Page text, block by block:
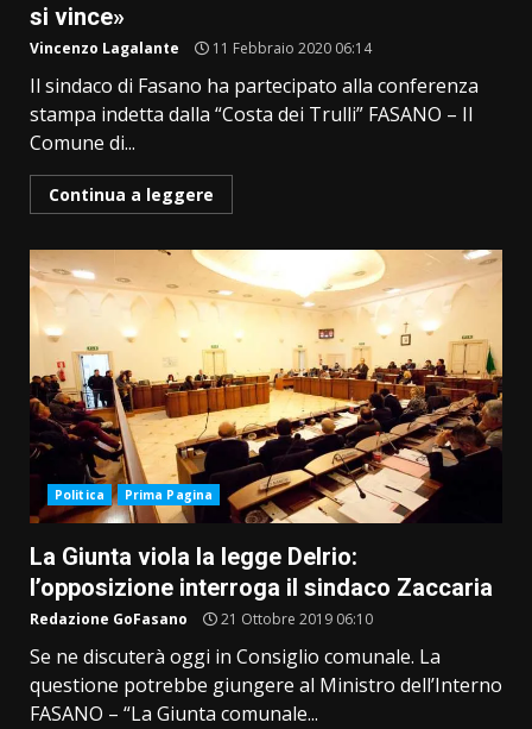
si vince»
Vincenzo Lagalante 11 Febbraio 2020 06:14
Il sindaco di Fasano ha partecipato alla conferenza
stampa indetta dalla “Costa dei Trulli” FASANO – Il
Comune di...
Continua a leggere
Politica Prima Pagina
La Giunta viola la legge Delrio:
l’opposizione interroga il sindaco Zaccaria
Redazione GoFasano 21 Ottobre 2019 06:10
Se ne discuterà oggi in Consiglio comunale. La
questione potrebbe giungere al Ministro dell’Interno
FASANO – “La Giunta comunale...